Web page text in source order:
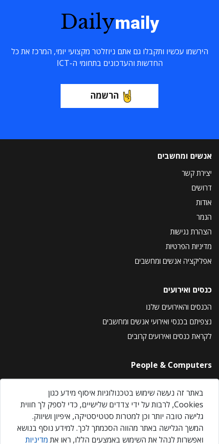
Dailymaily
הירשמו עכשיו ותקבלו גם אתם ניוזלטר מקצועי יומי, המרכז את כל
החדשות והעדכונים בתחומי ה-ICT
הרשמה
אנשים ומחשבים
יצירת קשר
דרושים
אודות
הנמר
הצהרת נגישות
מדיניות הפרטיות
אפליקציה אנשים ומחשבים
כנסים ואירועים
הכנסים והאירועים שלנו
נצפיתם בכנסי ואירועי אנשים ומחשבים
לקראת כנסים ואירועים קרובים
People & Computers
About Us
Privacy Policy
Contact Us
Our Events
באתר זה נעשה שימוש בטכנולוגיות איסוף מידע כגון
Cookies, לרבות על ידי צדדים שלישיים, כדי לספק לך חווית
גלישה טובה יותר וכן למטרות סטטיסטיקה, איפיון ושיווק.
המשך הגלישה באתר מהווה הסכמתך לכך. למידע נוסף בנושא
ואפשרות לנהל את השימוש באמצעים הללו, ראו את מדיניות